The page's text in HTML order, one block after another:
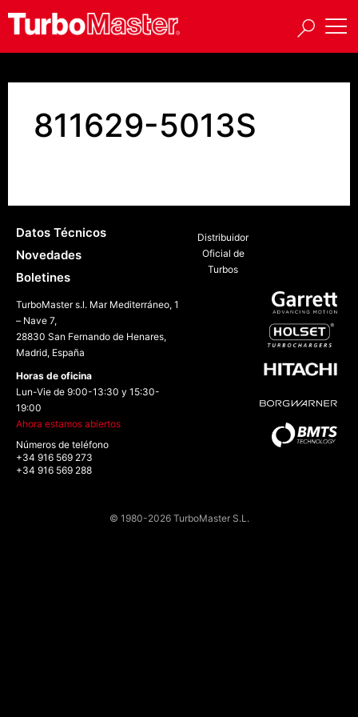
811629-5013S
Distribuidor
Oficial de
Turbos
Datos Técnicos
Novedades
Boletines
TurboMaster s.l. Mar Mediterráneo, 1
– Nave 7,
28830 San Fernando de Henares,
Madrid, España
Horas de oficina
Lun-Vie de 9:00-13:30 y 15:30-
19:00
Ahora estamos abiertos
Números de teléfono
+34 916 569 273
+34 916 569 288
© 1980-2026 TurboMaster S.L.